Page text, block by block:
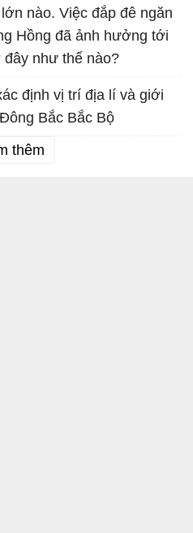
nào. Việc đắp đê ngăn
Hồng đã ảnh hưởng tới
như thế nào?
định vị trí địa lí và giới
Bắc Bắc Bộ
thêm